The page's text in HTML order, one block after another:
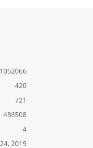
1052066
420
721
486508
4
2019